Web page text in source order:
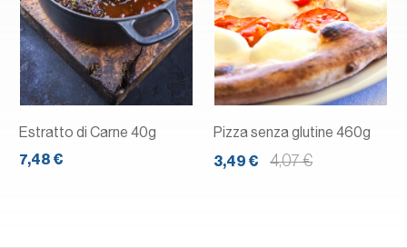
Estratto di Carne 40g
7,48 €
Pizza senza glutine 460g
3,49 €
4,07 €